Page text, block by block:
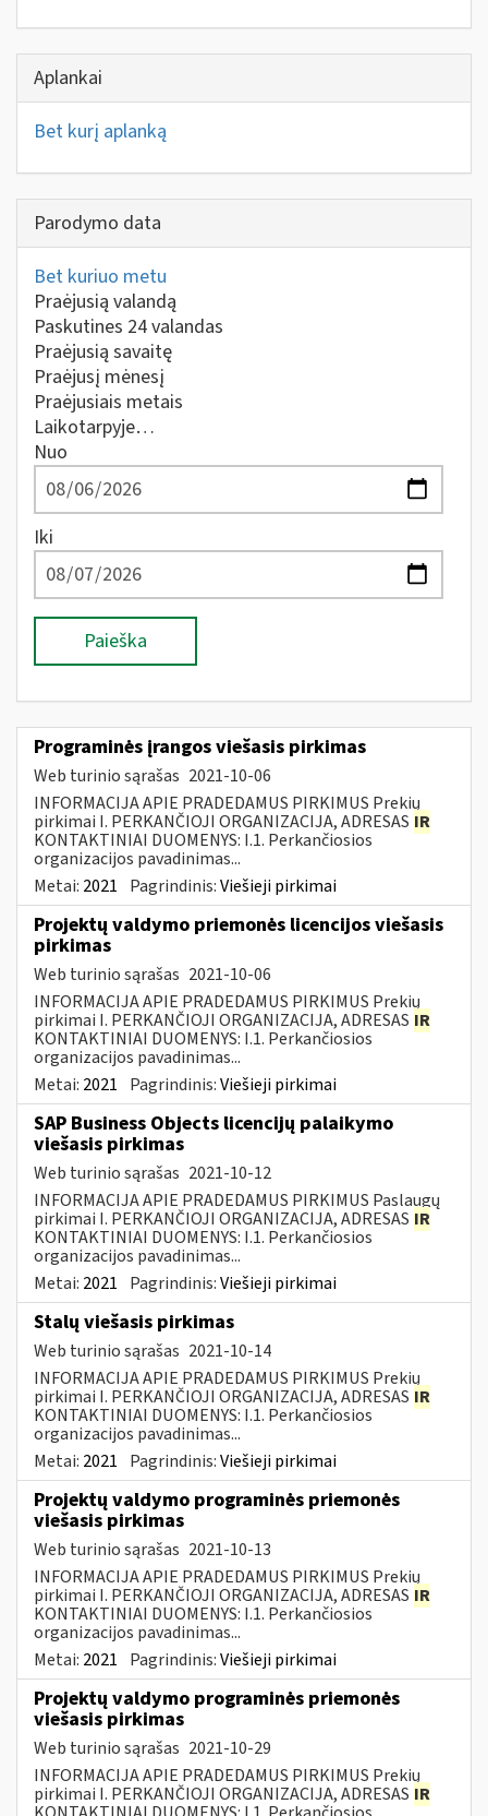
Aplankai
Bet kurį aplanką
Parodymo data
Bet kuriuo metu
Praėjusią valandą
Paskutines 24 valandas
Praėjusią savaitę
Praėjusį mėnesį
Praėjusiais metais
Laikotarpyje…
Nuo
Iki
Paieška
Programinės įrangos viešasis pirkimas
Web turinio sąrašas 2021-10-06
INFORMACIJA APIE PRADEDAMUS PIRKIMUS Prekių
pirkimai I. PERKANČIOJI ORGANIZACIJA, ADRESAS IR
KONTAKTINIAI DUOMENYS: I.1. Perkančiosios
organizacijos pavadinimas...
Metai: 2021 Pagrindinis:Viešieji pirkimai
Projektų valdymo priemonės licencijos viešasis
pirkimas
Web turinio sąrašas 2021-10-06
INFORMACIJA APIE PRADEDAMUS PIRKIMUS Prekių
pirkimai I. PERKANČIOJI ORGANIZACIJA, ADRESAS IR
KONTAKTINIAI DUOMENYS: I.1. Perkančiosios
organizacijos pavadinimas...
Metai: 2021 Pagrindinis:Viešieji pirkimai
SAP Business Objects licencijų palaikymo
viešasis pirkimas
Web turinio sąrašas 2021-10-12
INFORMACIJA APIE PRADEDAMUS PIRKIMUS Paslaugų
pirkimai I. PERKANČIOJI ORGANIZACIJA, ADRESAS IR
KONTAKTINIAI DUOMENYS: I.1. Perkančiosios
organizacijos pavadinimas...
Metai: 2021 Pagrindinis:Viešieji pirkimai
Stalų viešasis pirkimas
Web turinio sąrašas 2021-10-14
INFORMACIJA APIE PRADEDAMUS PIRKIMUS Prekių
pirkimai I. PERKANČIOJI ORGANIZACIJA, ADRESAS IR
KONTAKTINIAI DUOMENYS: I.1. Perkančiosios
organizacijos pavadinimas...
Metai: 2021 Pagrindinis:Viešieji pirkimai
Projektų valdymo programinės priemonės
viešasis pirkimas
Web turinio sąrašas 2021-10-13
INFORMACIJA APIE PRADEDAMUS PIRKIMUS Prekių
pirkimai I. PERKANČIOJI ORGANIZACIJA, ADRESAS IR
KONTAKTINIAI DUOMENYS: I.1. Perkančiosios
organizacijos pavadinimas...
Metai: 2021 Pagrindinis:Viešieji pirkimai
Projektų valdymo programinės priemonės
viešasis pirkimas
Web turinio sąrašas 2021-10-29
INFORMACIJA APIE PRADEDAMUS PIRKIMUS Prekių
pirkimai I. PERKANČIOJI ORGANIZACIJA, ADRESAS IR